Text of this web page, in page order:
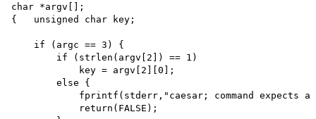
char *argv[];
{   unsigned char key;
    if (argc == 3) {
        if (strlen(argv[2]) == 1)
            key = argv[2][0];
        else {
fprintf(stderr,"caesar; command expects a
            return(FALSE);